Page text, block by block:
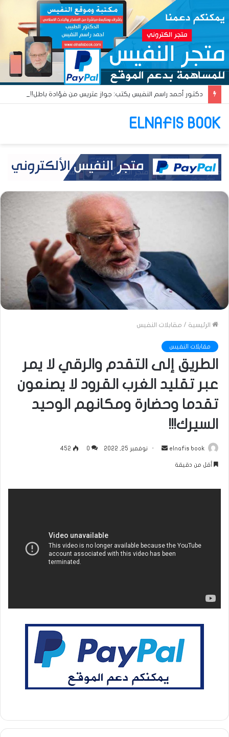
ELNAFIS BOOK
الرئيسية / مقابلات النفيس
مقابلات النفيس
الطريق إلى التقدم والرقي لا يمر
عبر تقليد الغرب القرود لا يصنعون
تقدما وحضارة ومكانهم الوحيد
السيرك!!!
elnafis book
أرسل
نوفمبر 25, 2022 0
452
أقل من دقيقة